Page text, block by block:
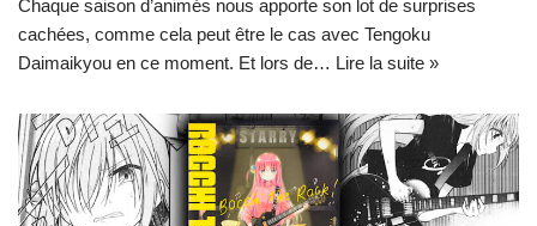
Chaque saison d’animés nous apporte son lot de surprises
cachées, comme cela peut être le cas avec Tengoku
Daimaikyou en ce moment. Et lors de… Lire la suite »